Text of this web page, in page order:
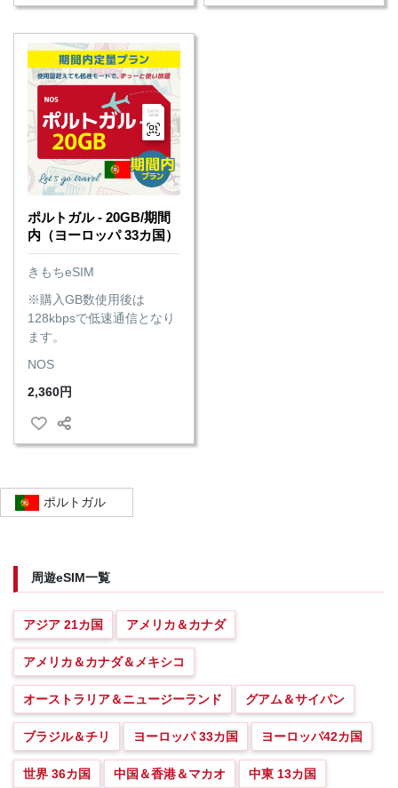
ポルトガル - 20GB/期間
内（ヨーロッパ 33カ国）
きもちeSIM
※購入GB数使用後は
128kbpsで低速通信となり
ます。
NOS
2,360円
ポルトガル
周遊eSIM一覧
アジア 21カ国 アメリカ＆カナダ
アメリカ＆カナダ＆メキシコ
オーストラリア＆ニュージーランド グアム＆サイパン
ブラジル＆チリ ヨーロッパ 33カ国 ヨーロッパ42カ国
世界 36カ国 中国＆香港＆マカオ 中東 13カ国